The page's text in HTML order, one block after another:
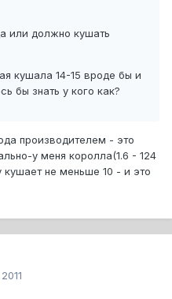
или должно кушать
кушала 14-15 вроде бы и
бы знать у кого как?
производителем - это
у меня королла(1.6 - 124
кушает не меньше 10 - и это